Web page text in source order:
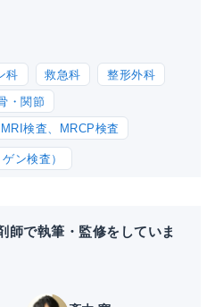
科 救急科 整形外科
・関節
検査、MRCP検査
ン検査）
師で執筆・監修をしていま